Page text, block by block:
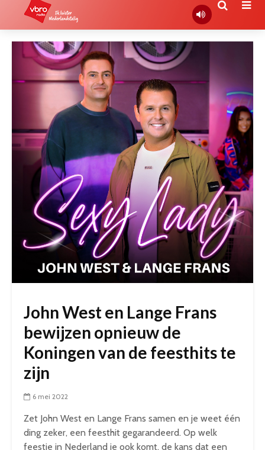
John West en Lange Frans
bewijzen opnieuw de
Koningen van de feesthits te
zijn
6 mei 2022
Zet John West en Lange Frans samen en je weet één
ding zeker, een feesthit gegarandeerd. Op welk
feestje in Nederland je ook komt, de kans dat een